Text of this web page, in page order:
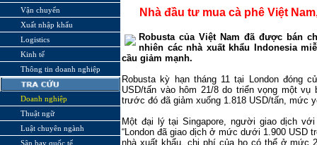
Vận chuyển
Xuất nhập khẩu
Logistics
Kinh tế
Thông tin doanh nghiệp
Doanh nghiệp
Thuật ngữ
Luật chuyên ngành
Sân bay quốc tế
Nhà đầu tư mua cà phê Việt
Robusta của Việt Nam đã được bán
nhiên các nhà xuất khẩu
Indonesia
cầu giảm mạnh.
Robusta kỳ hạn tháng 11 tại
Londonđóng
USD/tấn vào hôm 21/8 do triển vọng một
trước đó đã giảm xuống 1.818 USD/tấn, mức
Một đại lý tại Singapore, người giao dịch
“London đã giao dịch ở mức dưới 1.900 USD
nhà xuất khẩu, chi phí của họ có thể ở mức